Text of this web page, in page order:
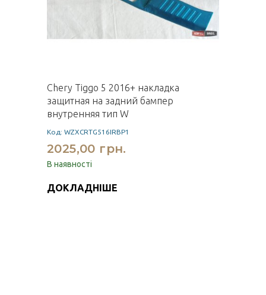
Chery Tiggo 5 2016+ накладка
защитная на задний бампер
внутренняя тип W
Код: WZXCRTG516IRBP1
2025,00 грн.
В наявності
ДОКЛАДНІШЕ